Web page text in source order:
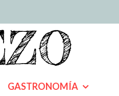
GASTRONOMÍA